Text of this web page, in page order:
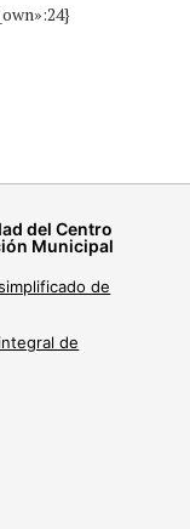
del Centro
Municipal
de
de